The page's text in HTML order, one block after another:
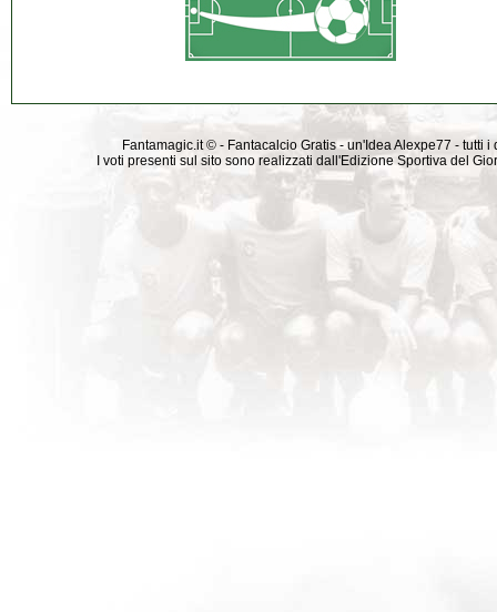
Fantamagic.it © - Fantacalcio Gratis - un'Idea Alexpe77 -
I voti presenti sul sito sono realizzati dall'Edizione Sportiva del